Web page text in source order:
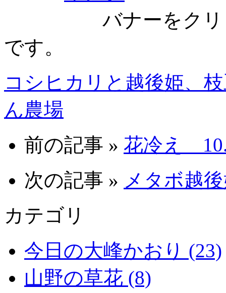
バナーをクリック
です。
コシヒカリと越後姫、
ん農場
前の記事 » 花冷え
次の記事 » メタボ越
カテゴリ
今日の大峰かおり (23)
山野の草花 (8)